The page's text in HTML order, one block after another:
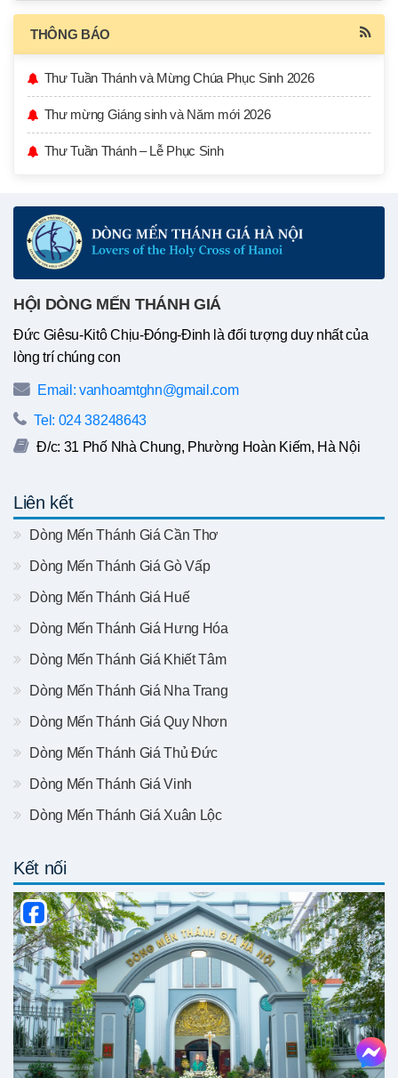
THÔNG BÁO
Thư Tuần Thánh và Mừng Chúa Phục Sinh 2026
Thư mừng Giáng sinh và Năm mới 2026
Thư Tuần Thánh – Lễ Phục Sinh
HỘI DÒNG MẾN THÁNH GIÁ
Đức Giêsu-Kitô Chịu-Đóng-Đinh là đối tượng duy nhất của
lòng trí chúng con
Email: vanhoamtghn@gmail.com
Tel: 024 38248643
Đ/c: 31 Phố Nhà Chung, Phường Hoàn Kiếm, Hà Nội
Liên kết
Dòng Mến Thánh Giá Cần Thơ
Dòng Mến Thánh Giá Gò Vấp
Dòng Mến Thánh Giá Huế
Dòng Mến Thánh Giá Hưng Hóa
Dòng Mến Thánh Giá Khiết Tâm
Dòng Mến Thánh Giá Nha Trang
Dòng Mến Thánh Giá Quy Nhơn
Dòng Mến Thánh Giá Thủ Đức
Dòng Mến Thánh Giá Vinh
Dòng Mến Thánh Giá Xuân Lộc
Kết nối